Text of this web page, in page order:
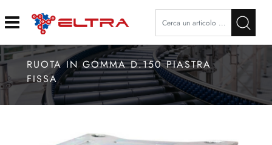
Open
RUOTA IN GOMMA D.150 PIASTRA
FISSA